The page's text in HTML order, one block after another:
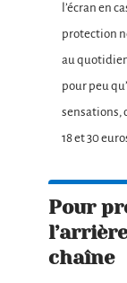
l’écran en
protection
au
pour peu
sensations,
18 et 30
Pour
chaîne